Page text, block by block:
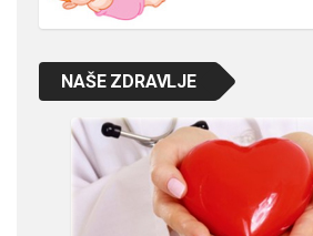
NAŠE ZDRAVLJE